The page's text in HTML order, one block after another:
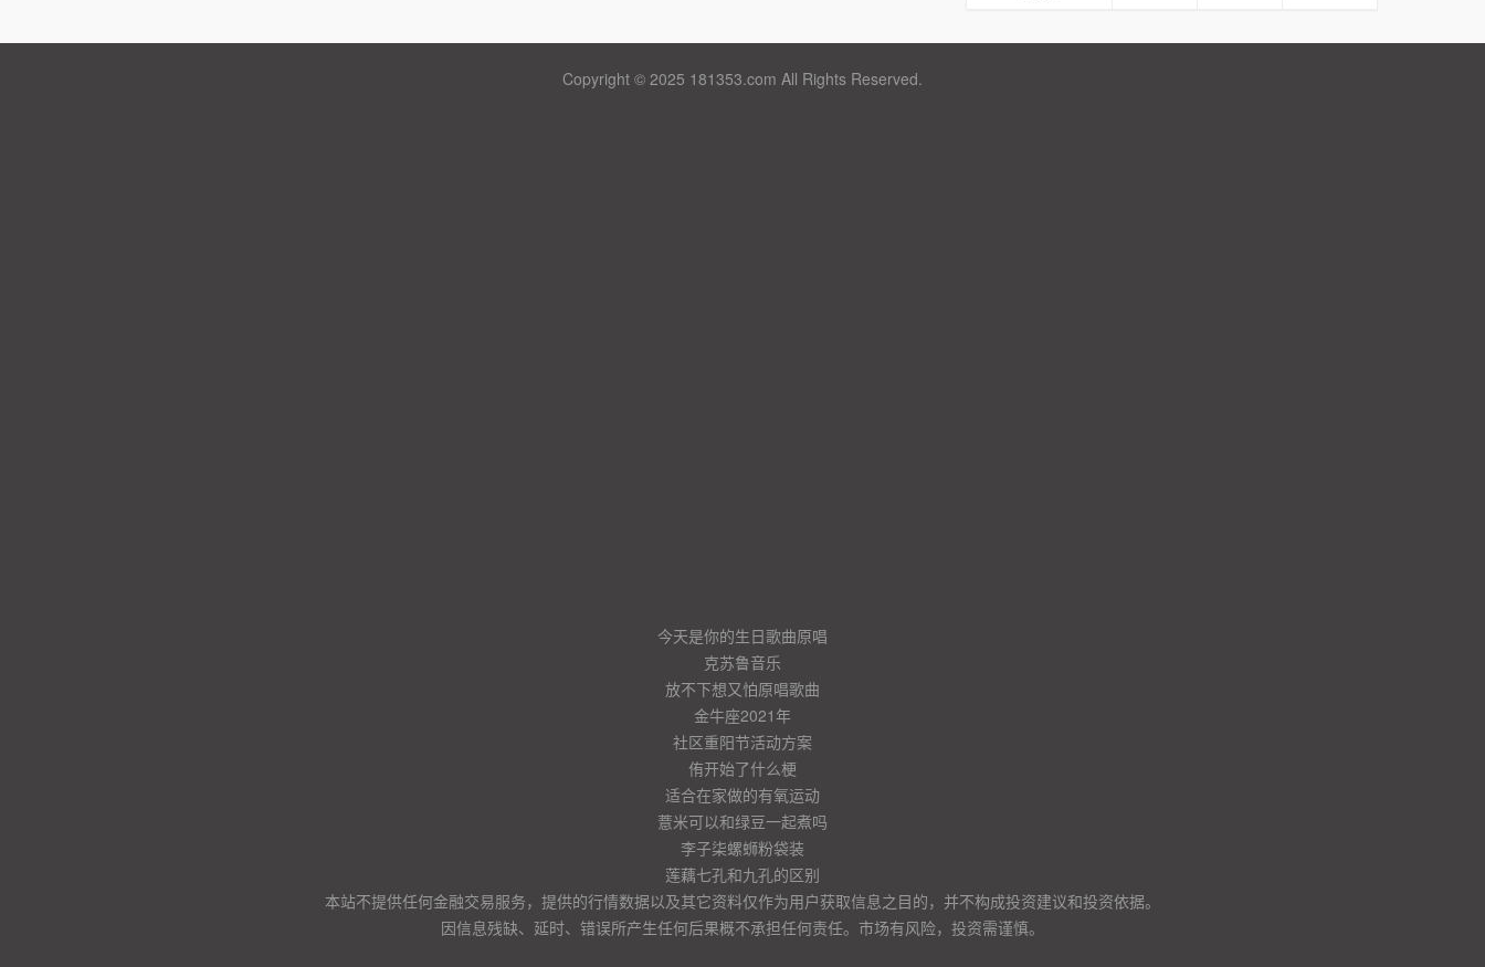
Copyright © 2025 181353.com All Rights Reserved.
今天是你的生日歌曲原唱
克苏鲁音乐
放不下想又怕原唱歌曲
金牛座2021年
社区重阳节活动方案
侑开始了什么梗
适合在家做的有氧运动
薏米可以和绿豆一起煮吗
李子柒螺蛳粉袋装
莲藕七孔和九孔的区别
本站不提供任何金融交易服务，提供的行情数据以及其它资料仅作为用户获取信息之目的，并不构成投资建议和投资依据。
因信息残缺、延时、错误所产生任何后果概不承担任何责任。市场有风险，投资需谨慎。